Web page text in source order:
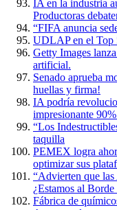
IA en la industria
Productoras
“FIFA anuncia
UDLAP en el Top
Getty Images
artificial.
Senado aprueba
huellas y firma!
IA podría
impresionante
“Los
taquilla
PEMEX logra
optimizar sus
“Advierten que las
¿Estamos al
Fábrica de